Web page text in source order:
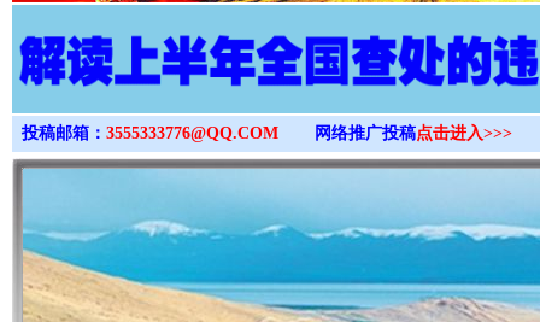
投稿邮箱： 3555333776@QQ.COM 网络推广投稿点击进入>>>